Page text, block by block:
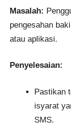
Masalah:
pengesahan
atau aplikasi.
Penyelesaian:
Pastikan
isyarat
SMS.